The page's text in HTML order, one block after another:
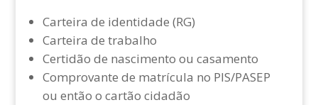
Carteira de identidade (RG)
Carteira de trabalho
Certidão de nascimento ou casamento
Comprovante de matrícula no PIS/PASEP
ou então o cartão cidadão